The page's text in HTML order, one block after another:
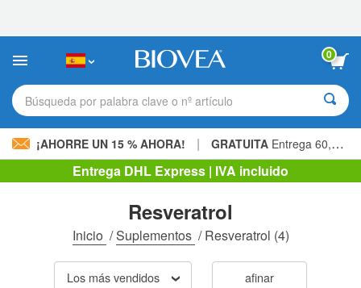
sitio
incluye
sistema
de
0
Búsqueda por palabra clave o nº artículo
¡AHORRE UN 15 % AHORA! | GRATUITA Entrega 60,00 € »
Entrega DHL Express | IVA incluido
Resveratrol
Inicio /Suplementos /Resveratrol (4)
Los más vendidos afinar